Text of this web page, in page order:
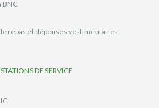
BNC
repas et dépenses vestimentaires
DE SERVICE